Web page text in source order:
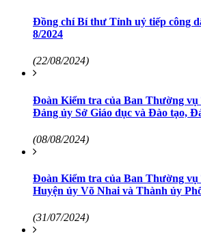
Đồng chí Bí thư Tỉnh uỷ tiếp công
8/2024
(22/08/2024)
Đoàn Kiểm tra của Ban Thường
Đảng ủy Sở Giáo dục và Đào tạo,
(08/08/2024)
Đoàn Kiểm tra của Ban Thường
Huyện ủy Võ Nhai và Thành ủy
(31/07/2024)